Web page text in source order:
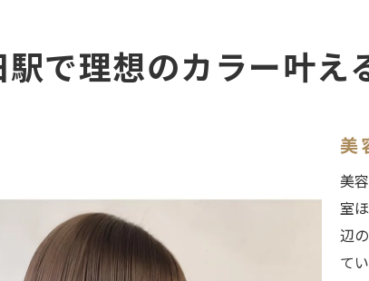
美容室カラ
美容室
美容室カ
美容室
美容室
駅で理想のカラー叶え
美
美
室
辺
て